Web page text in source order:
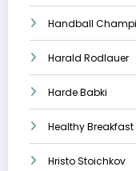
Handball
Harald Rodlauer
Harde Babki
Healthy Breakfast
Hristo Stoichkov